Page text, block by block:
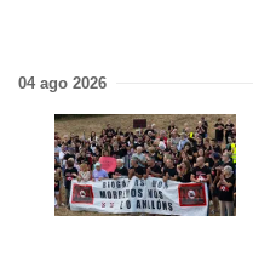
04 ago 2026